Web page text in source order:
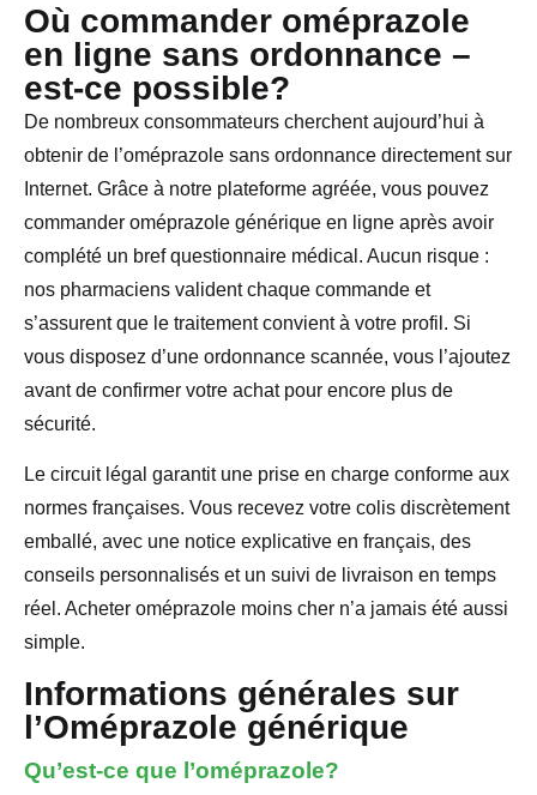
Où commander oméprazole
en ligne sans ordonnance –
est-ce possible?
De nombreux consommateurs cherchent aujourd’hui à
obtenir de l’oméprazole sans ordonnance directement sur
Internet. Grâce à notre plateforme agréée, vous pouvez
commander oméprazole générique en ligne après avoir
complété un bref questionnaire médical. Aucun risque :
nos pharmaciens valident chaque commande et
s’assurent que le traitement convient à votre profil. Si
vous disposez d’une ordonnance scannée, vous l’ajoutez
avant de confirmer votre achat pour encore plus de
sécurité.
Le circuit légal garantit une prise en charge conforme aux
normes françaises. Vous recevez votre colis discrètement
emballé, avec une notice explicative en français, des
conseils personnalisés et un suivi de livraison en temps
réel. Acheter oméprazole moins cher n’a jamais été aussi
simple.
Informations générales sur
l’Oméprazole générique
Qu’est-ce que l’oméprazole?